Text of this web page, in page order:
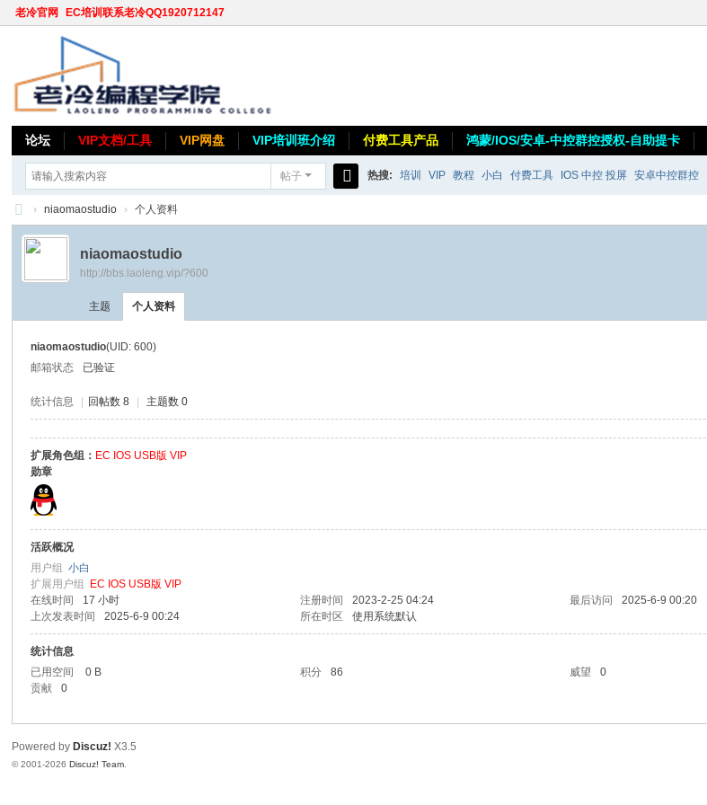
老冷官网 EC培训联系老冷QQ1920712147
论坛 VIP文档/工具 VIP网盘 VIP培训班介绍 付费工具产品 鸿蒙/IOS/安卓-中控群控授权-自助提卡
帖子
索
热搜: 培训 VIP 教程 小白 付费工具 IOS 中控 投屏 安卓中控群控
老
› niaomaostudio › 个人资料
niaomaostudio
http://bbs.laoleng.vip/?600
主题 个人资料
niaomaostudio(UID: 600)
邮箱状态
已验证
统计信息 回帖数 8 主题数 0
扩展角色组： EC IOS USB版 VIP
勋章
活跃概况
用户组小白
扩展用户组
EC IOS USB版 VIP
在线时间
17 小时 注册时间 2023-2-25 04:24 最后访问 2025-6-9 00:20
上次发表时间
2025-6-9 00:24 所在时区 使用系统默认
统计信息
已用空间
0 B 积分 86 威望 0
贡献
0
Powered by Discuz! X3.5
© 2001-2026Discuz! Team